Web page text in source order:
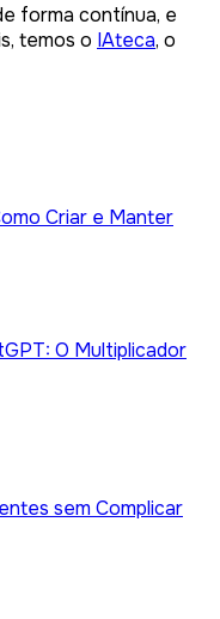
forma contínua, e
temos o IAteca, o
Criar e Manter
O Multiplicador
sem Complicar